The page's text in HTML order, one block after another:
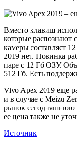
Вместо клавиш
которые распознают
камеры составляет
2019 нет. Новинка
паре с 12 Гб ОЗУ.
512 Гб. Есть
Vivo Apex 2019 еще
и в случае с Meizu
рынок сегодняшнюю
ее цена также не
Источник